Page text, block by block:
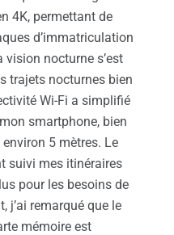
4K, permettant de
d’immatriculation
vision nocturne s’est
trajets nocturnes bien
Wi-Fi a simplifié
smartphone, bien
5 mètres. Le
suivi mes itinéraires
pour les besoins de
j’ai remarqué que le
mémoire est